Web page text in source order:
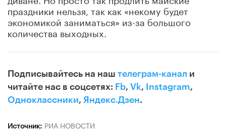
праздники нельзя, так как «некому будет
экономикой заниматься» из-за большого
количества выходных.
Подписывайтесь на наш телеграм-канал и
читайте нас в соцсетях: Fb, Vk, Instagram,
Одноклассники, Яндекс.Дзен.
Источник: РИА НОВОСТИ